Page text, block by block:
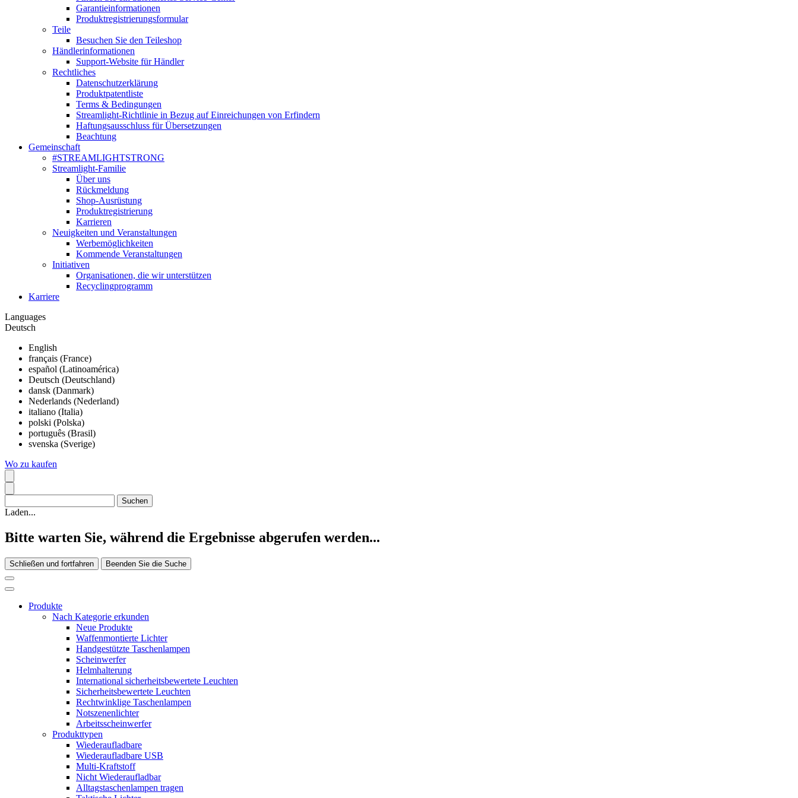
Garantieinformationen
Produktregistrierungsformular
Teile
Besuchen Sie den Teileshop
Händlerinformationen
Support-Website für Händler
Rechtliches
Datenschutzerklärung
Produktpatentliste
Terms & Bedingungen
Streamlight-Richtlinie in Bezug auf Einreichungen von Erfindern
Haftungsausschluss für Übersetzungen
Beachtung
Gemeinschaft
#STREAMLIGHTSTRONG
Streamlight-Familie
Über uns
Rückmeldung
Shop-Ausrüstung
Produktregistrierung
Karrieren
Neuigkeiten und Veranstaltungen
Werbemöglichkeiten
Kommende Veranstaltungen
Initiativen
Organisationen, die wir unterstützen
Recyclingprogramm
Karriere
Languages
Deutsch
English
français (France)
español (Latinoamérica)
Deutsch (Deutschland)
dansk (Danmark)
Nederlands (Nederland)
italiano (Italia)
polski (Polska)
português (Brasil)
svenska (Sverige)
Wo zu kaufen
Laden...
Bitte warten Sie, während die Ergebnisse abgerufen werden...
Schließen und fortfahren Beenden Sie die Suche
Produkte
Nach Kategorie erkunden
Neue Produkte
Waffenmontierte Lichter
Handgestützte Taschenlampen
Scheinwerfer
Helmhalterung
International sicherheitsbewertete Leuchten
Sicherheitsbewertete Leuchten
Rechtwinklige Taschenlampen
Notszenenlichter
Arbeitsscheinwerfer
Produkttypen
Wiederaufladbare
Wiederaufladbare USB
Multi-Kraftstoff
Nicht Wiederaufladbar
Alltagstaschenlampen tragen